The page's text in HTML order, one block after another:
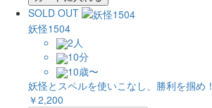
SOLD OUT
妖怪1504
2人
10分
10歳〜
妖怪とスペルを使いこなし、勝利を掴め！
￥2,200